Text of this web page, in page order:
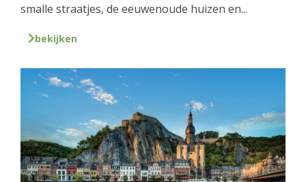
smalle straatjes, de eeuwenoude huizen en...
bekijken